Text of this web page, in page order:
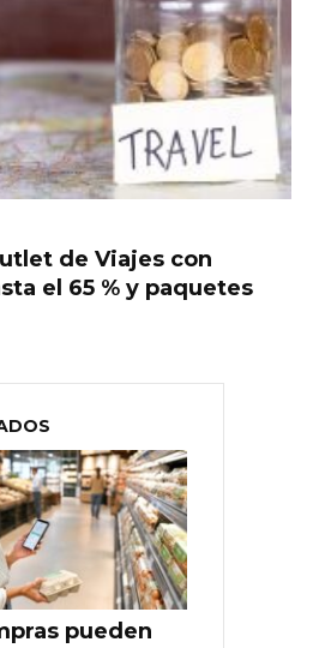
de Viajes con
el 65 % y paquetes
pueden